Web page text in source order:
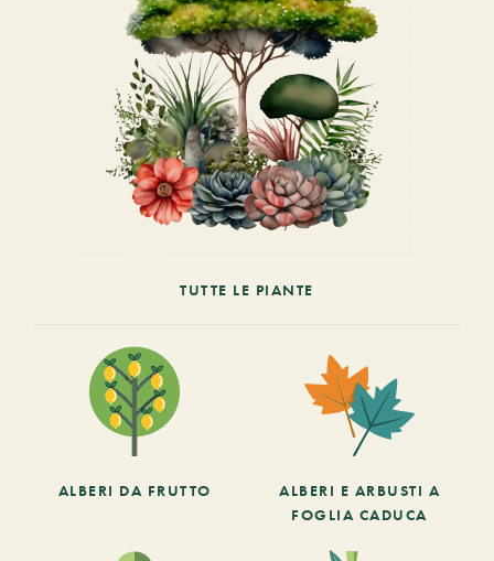
TUTTE LE PIANTE
ALBERI DA FRUTTO
ALBERI E ARBUSTI A
FOGLIA CADUCA